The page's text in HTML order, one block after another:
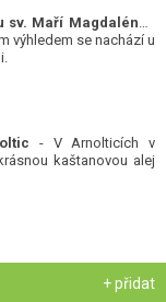
výhledem se nachází u
- V Arnolticích v
kaštanovou alej
+ přidat